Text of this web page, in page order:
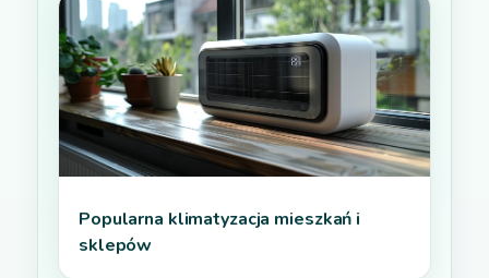
Popularna klimatyzacja mieszkań i
sklepów